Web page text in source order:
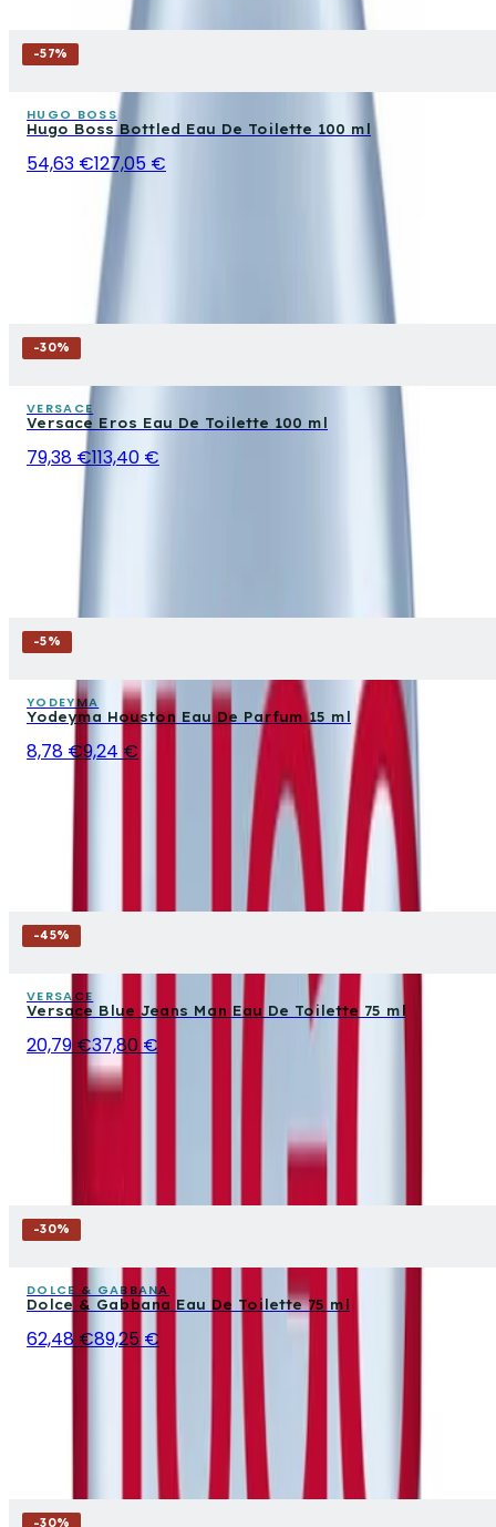
-57%
HUGO BOSS
Hugo Boss Bottled Eau De Toilette 100 ml
54,63 €127,05 €
-30%
VERSACE
Versace Eros Eau De Toilette 100 ml
79,38 €113,40 €
-5%
YODEYMA
Yodeyma Houston Eau De Parfum 15 ml
8,78 €9,24 €
-45%
VERSACE
Versace Blue Jeans Man Eau De Toilette 75 ml
20,79 €37,80 €
-30%
DOLCE & GABBANA
Dolce & Gabbana Eau De Toilette 75 ml
62,48 €89,25 €
-30%